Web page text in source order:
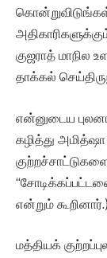
குஜராத் மாநில
தாக்கல்
என்னுடைய
கழித்து
என்றும்
மத்தியக்